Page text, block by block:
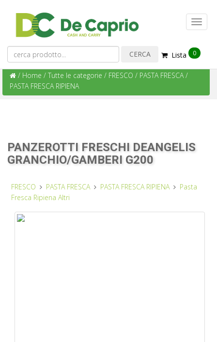
Lista 0
/ Home / Tutte le categorie / FRESCO / PASTA FRESCA/
PASTA FRESCA RIPIENA
PANZEROTTI FRESCHI DEANGELIS
GRANCHIO/GAMBERI G200
FRESCO PASTA FRESCA PASTA FRESCA RIPIENA
Pasta
Fresca Ripiena Altri